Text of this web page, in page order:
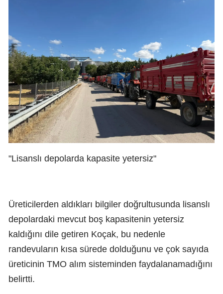
"Lisanslı depolarda kapasite yetersiz"
Üreticilerden aldıkları bilgiler doğrultusunda lisanslı
depolardaki mevcut boş kapasitenin yetersiz
kaldığını dile getiren Koçak, bu nedenle
randevuların kısa sürede dolduğunu ve çok sayıda
üreticinin TMO alım sisteminden faydalanamadığını
belirtti.